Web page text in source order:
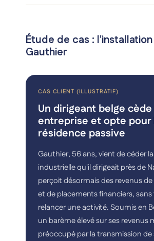
Étude de cas :
Gauthier
CAS CLIENT (ILLUSTRATIF)
Un dirigeant belge
entreprise et opte pour
résidence passive
Gauthier, 56 ans, vient de céder
industrielle qu'il dirigeait près de
perçoit désormais des revenus
et de placements financiers,
relancer une activité. Soumis en
un barème élevé sur ses revenus
préoccupé par la transmission de